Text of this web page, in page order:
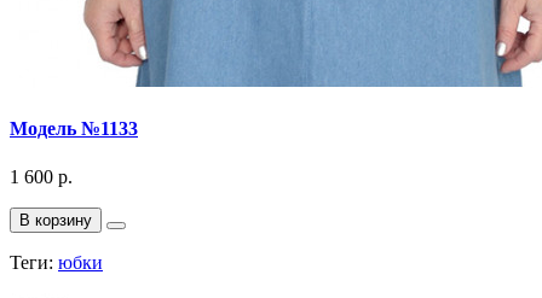
Модель №1133
1 600 р.
В корзину
Теги: юбки